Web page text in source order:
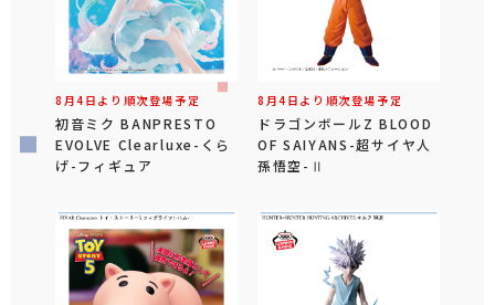
8月4日より順次登場予定
初音ミク BANPRESTO
EVOLVE Clearluxe-くら
げ-フィギュア
8月4日より順次登場予定
ドラゴンボールZ BLOOD
OF SAIYANS-超サイヤ人
孫悟空-Ⅱ